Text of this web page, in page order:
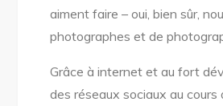
aiment faire – oui, bien sûr,
photographes et de
Grâce à internet et au fort
des réseaux sociaux au cours